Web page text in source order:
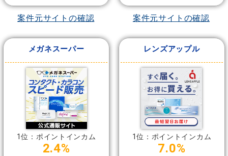
案件元サイトの確認 案件元サイトの確認
メガネスーパー
1位：ポイントインカム
2.4%
レンズアップル
1位：ポイントインカム
7.0%